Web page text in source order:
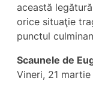
această
orice situaţie
punctul
Scaunele de
Vineri, 21